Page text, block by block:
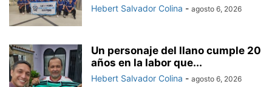
Hebert Salvador Colina - agosto 6, 2026
Un personaje del llano cumple 20
años en la labor que...
Hebert Salvador Colina - agosto 6, 2026